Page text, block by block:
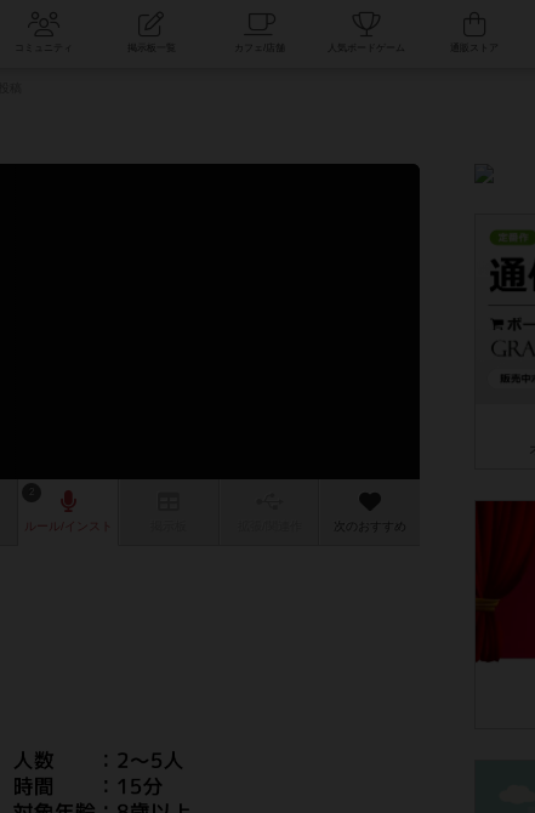
コミュニティ 人気ボードゲーム
次のおすすめ